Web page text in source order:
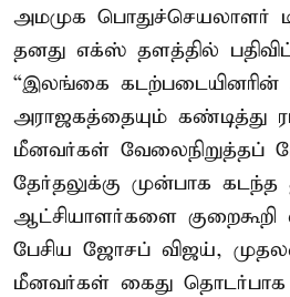
அமமுக பொதுச்செயலாளர்
தனது எக்ஸ் தளத்தில்
“இலங்கை கடற்படையினரின்
அராஜகத்தையும் கண்டித்து
மீனவர்கள் வேலைநிறுத்தப்
தேர்தலுக்கு முன்பாக கடந்த
ஆட்சியாளர்களை
பேசிய ஜோசப் விஜய்,
மீனவர்கள் கைது தொடர்பாக